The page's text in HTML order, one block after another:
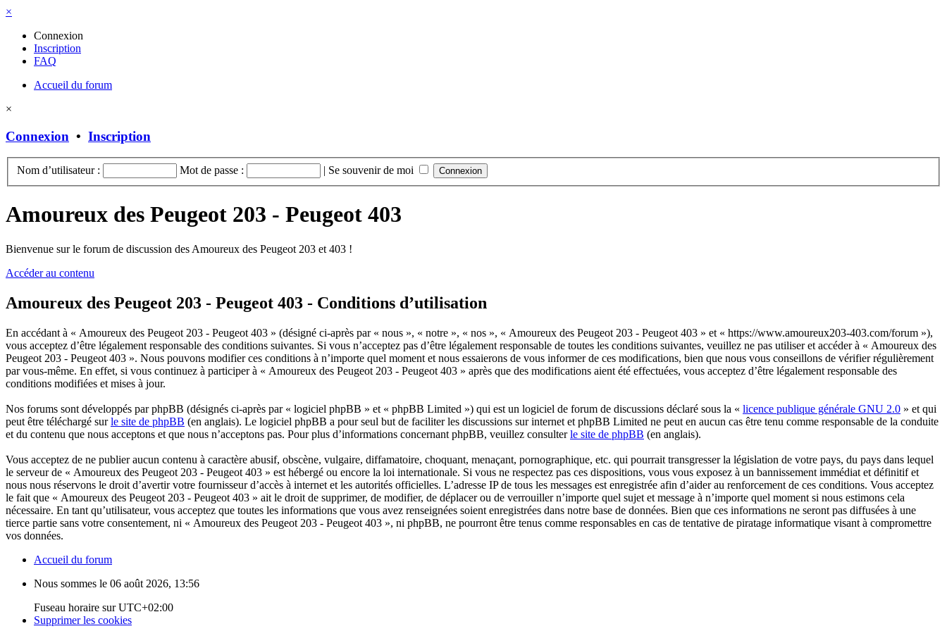
×
Connexion
Inscription
FAQ
Accueil du forum
×
Connexion • Inscription
Nom d’utilisateur : Mot de passe : | Se souvenir de moi
Amoureux des Peugeot 203 - Peugeot 403
Bienvenue sur le forum de discussion des Amoureux des Peugeot 203 et 403 !
Accéder au contenu
Amoureux des Peugeot 203 - Peugeot 403 - Conditions d’utilisation
En accédant à « Amoureux des Peugeot 203 - Peugeot 403 » (désigné ci-après par « nous », « notre », « nos », « Amoureux des Peugeot 203 - Peugeot 403 » et « https://www.amoureux203-403.com/forum »),
vous acceptez d’être légalement responsable des conditions suivantes. Si vous n’acceptez pas d’être légalement responsable de toutes les conditions suivantes, veuillez ne pas utiliser et accéder à « Amoureux des
Peugeot 203 - Peugeot 403 ». Nous pouvons modifier ces conditions à n’importe quel moment et nous essaierons de vous informer de ces modifications, bien que nous vous conseillons de vérifier régulièrement
par vous-même. En effet, si vous continuez à participer à « Amoureux des Peugeot 203 - Peugeot 403 » après que des modifications aient été effectuées, vous acceptez d’être légalement responsable des
conditions modifiées et mises à jour.
Nos forums sont développés par phpBB (désignés ci-après par « logiciel phpBB » et « phpBB Limited ») qui est un logiciel de forum de discussions déclaré sous la « licence publique générale GNU 2.0 » et qui
peut être téléchargé surle site de phpBB (en anglais). Le logiciel phpBB a pour seul but de faciliter les discussions sur internet et phpBB Limited ne peut en aucun cas être tenu comme responsable de la conduite
et du contenu que nous acceptons et que nous n’acceptons pas. Pour plus d’informations concernant phpBB, veuillez consulterle site de phpBB (en anglais).
Vous acceptez de ne publier aucun contenu à caractère abusif, obscène, vulgaire, diffamatoire, choquant, menaçant, pornographique, etc. qui pourrait transgresser la législation de votre pays, du pays dans lequel
le serveur de « Amoureux des Peugeot 203 - Peugeot 403 » est hébergé ou encore la loi internationale. Si vous ne respectez pas ces dispositions, vous vous exposez à un bannissement immédiat et définitif et
nous nous réservons le droit d’avertir votre fournisseur d’accès à internet et les autorités officielles. L’adresse IP de tous les messages est enregistrée afin d’aider au renforcement de ces conditions. Vous acceptez
le fait que « Amoureux des Peugeot 203 - Peugeot 403 » ait le droit de supprimer, de modifier, de déplacer ou de verrouiller n’importe quel sujet et message à n’importe quel moment si nous estimons cela
nécessaire. En tant qu’utilisateur, vous acceptez que toutes les informations que vous avez renseignées soient enregistrées dans notre base de données. Bien que ces informations ne seront pas diffusées à une
tierce partie sans votre consentement, ni « Amoureux des Peugeot 203 - Peugeot 403 », ni phpBB, ne pourront être tenus comme responsables en cas de tentative de piratage informatique visant à compromettre
vos données.
Accueil du forum
Nous sommes le 06 août 2026, 13:56
Fuseau horaire surUTC+02:00
Supprimer les cookies